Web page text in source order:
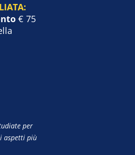
€ 75
per
aspetti più